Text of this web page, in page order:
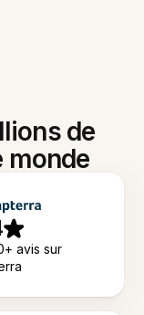
de
monde
avis sur